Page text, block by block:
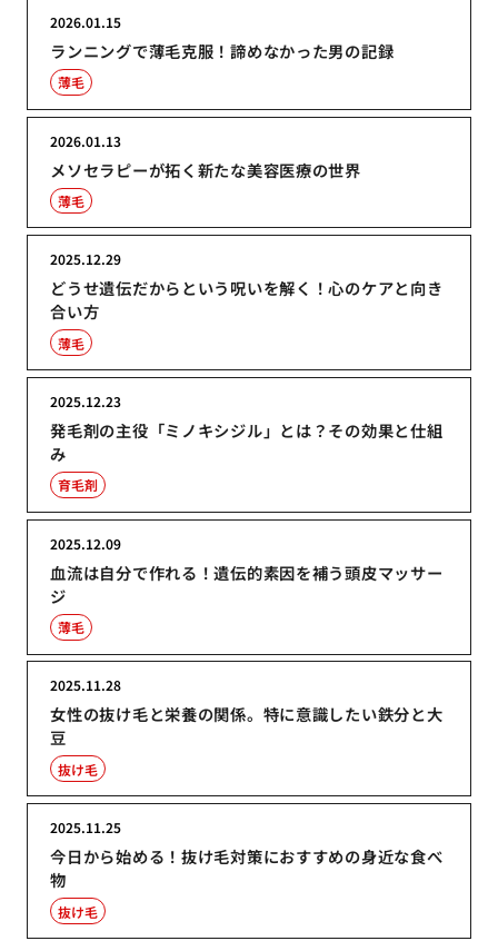
ランニングで薄毛克服！諦めなかった男の記録
2026.01.15
薄毛
メソセラピーが拓く新たな美容医療の世界
2026.01.13
薄毛
どうせ遺伝だからという呪いを解く！心のケアと向き
合い方
2025.12.29
薄毛
発毛剤の主役「ミノキシジル」とは？その効果と仕組
み
2025.12.23
育毛剤
血流は自分で作れる！遺伝的素因を補う頭皮マッサー
ジ
2025.12.09
薄毛
女性の抜け毛と栄養の関係。特に意識したい鉄分と大
豆
2025.11.28
抜け毛
今日から始める！抜け毛対策におすすめの身近な食べ
物
2025.11.25
抜け毛